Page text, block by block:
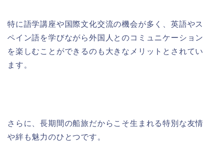
特に語学講座や国際文化交流の機会が多く、英語やス
ペイン語を学びながら外国人とのコミュニケーション
を楽しむことができるのも大きなメリットとされてい
ます。
さらに、長期間の船旅だからこそ生まれる特別な友情
や絆も魅力のひとつです。